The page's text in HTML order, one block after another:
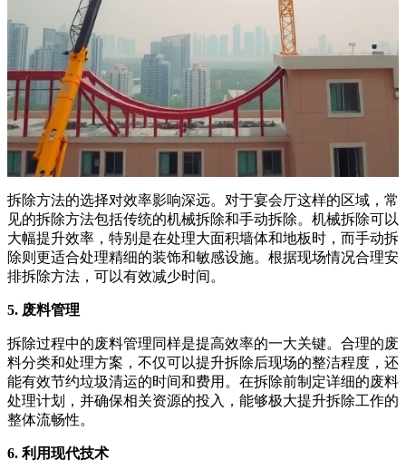
拆除方法的选择对效率影响深远。对于宴会厅这样的区域，常
见的拆除方法包括传统的机械拆除和手动拆除。机械拆除可以
大幅提升效率，特别是在处理大面积墙体和地板时，而手动拆
除则更适合处理精细的装饰和敏感设施。根据现场情况合理安
排拆除方法，可以有效减少时间。
5. 废料管理
拆除过程中的废料管理同样是提高效率的一大关键。合理的废
料分类和处理方案，不仅可以提升拆除后现场的整洁程度，还
能有效节约垃圾清运的时间和费用。在拆除前制定详细的废料
处理计划，并确保相关资源的投入，能够极大提升拆除工作的
整体流畅性。
6. 利用现代技术